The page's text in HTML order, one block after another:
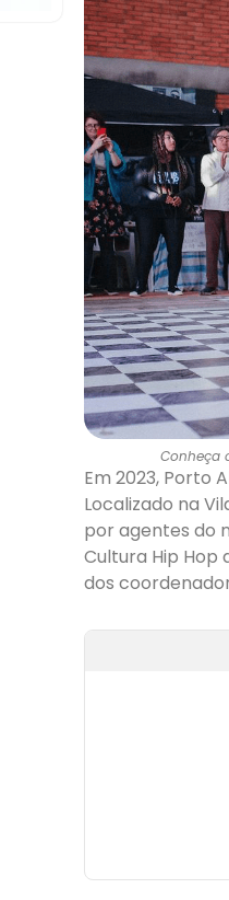
Conheça
Em 2023, Porto
Localizado na
por agentes do
Cultura Hip Hop
dos